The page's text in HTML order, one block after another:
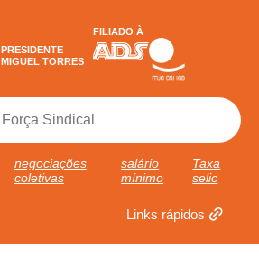
PRESIDENTE
MIGUEL TORRES
FILIADO À
negociações
coletivas
salário
mínimo
Taxa
selic
Links rápidos